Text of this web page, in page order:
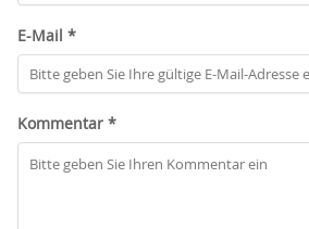
E-Mail *
Kommentar *